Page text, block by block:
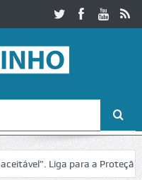
Liga para a Proteção da